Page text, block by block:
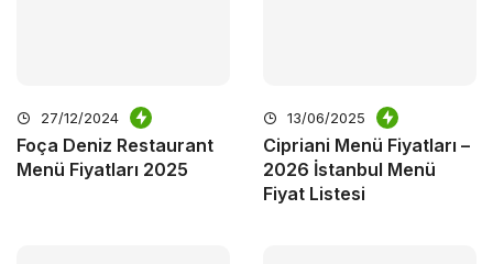
27/12/2024
Foça Deniz Restaurant
Menü Fiyatları 2025
13/06/2025
Cipriani Menü Fiyatları –
2026 İstanbul Menü
Fiyat Listesi